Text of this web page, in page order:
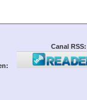
Canal RSS: